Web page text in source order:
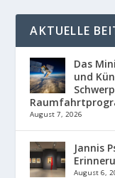
AKTUELLE
Das
und
August 7, 2026
Jannis
August 6,